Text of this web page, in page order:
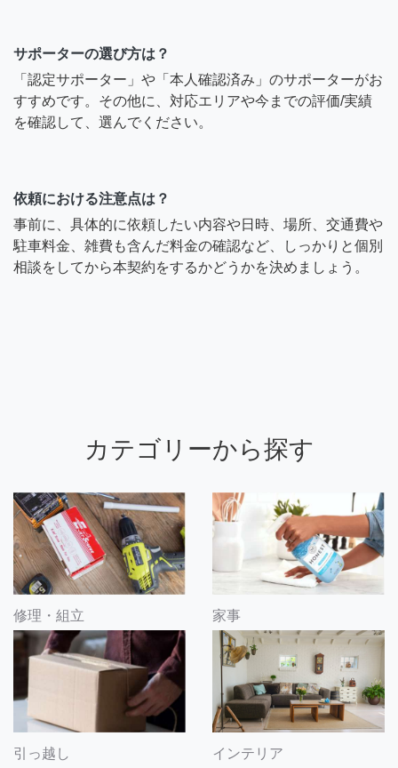
サポーターの選び方は？
「認定サポーター」や「本人確認済み」のサポーターがお
すすめです。その他に、対応エリアや今までの評価/実績
を確認して、選んでください。
依頼における注意点は？
事前に、具体的に依頼したい内容や日時、場所、交通費や
駐車料金、雑費も含んだ料金の確認など、しっかりと個別
相談をしてから本契約をするかどうかを決めましょう。
カテゴリーから探す
修理・組立 家事
引っ越し インテリア